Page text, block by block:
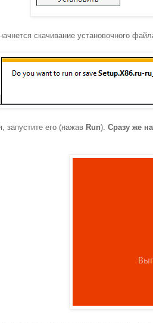
скачивание установочного
запустите его (нажав Run). Сразу же